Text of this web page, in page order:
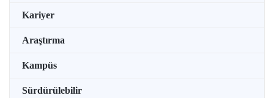
Kariyer
Araştırma
Kampüs
Sürdürülebilir